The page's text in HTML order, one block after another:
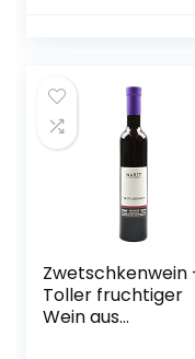
Zwetschkenwein
Toller fruchtiger
Wein aus